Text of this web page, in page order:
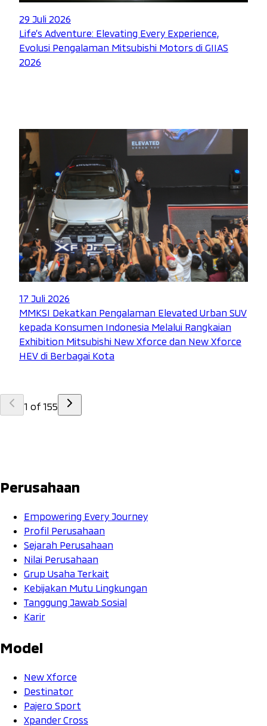
29 Juli 2026
Life’s Adventure: Elevating Every Experience,
Evolusi Pengalaman Mitsubishi Motors di GIIAS
2026
17 Juli 2026
MMKSI Dekatkan Pengalaman Elevated Urban SUV
kepada Konsumen Indonesia Melalui Rangkaian
Exhibition Mitsubishi New Xforce dan New Xforce
HEV di Berbagai Kota
1 of 155
Perusahaan
Empowering Every Journey
Profil Perusahaan
Sejarah Perusahaan
Nilai Perusahaan
Grup Usaha Terkait
Kebijakan Mutu Lingkungan
Tanggung Jawab Sosial
Karir
Model
New Xforce
Destinator
Pajero Sport
Xpander Cross